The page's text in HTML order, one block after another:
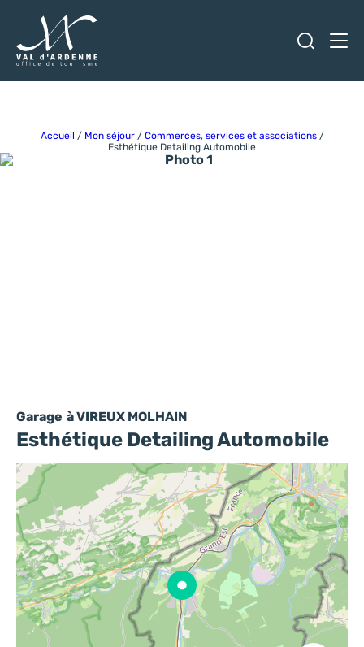
Accueil / Mon séjour/ Commerces, services et associations/
Esthétique Detailing Automobile
Garage à VIREUX MOLHAIN
Esthétique Detailing Automobile
Photo 1